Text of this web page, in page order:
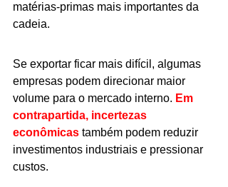
matérias-primas mais importantes da
cadeia.
Se exportar ficar mais difícil, algumas
empresas podem direcionar maior
volume para o mercado interno. Em
contrapartida, incertezas
econômicas também podem reduzir
investimentos industriais e pressionar
custos.